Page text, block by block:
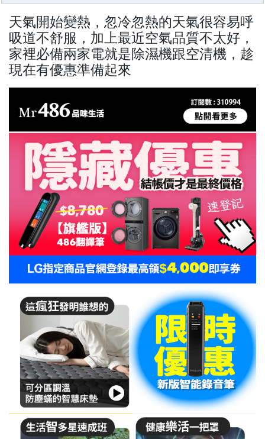
天氣開始變熱，忽冷忽熱的天氣很容易呼
吸道不舒服，加上最近空氣品質不太好，
家裡必備兩家電就是除濕機跟空清機，趁
現在有優惠準備起來